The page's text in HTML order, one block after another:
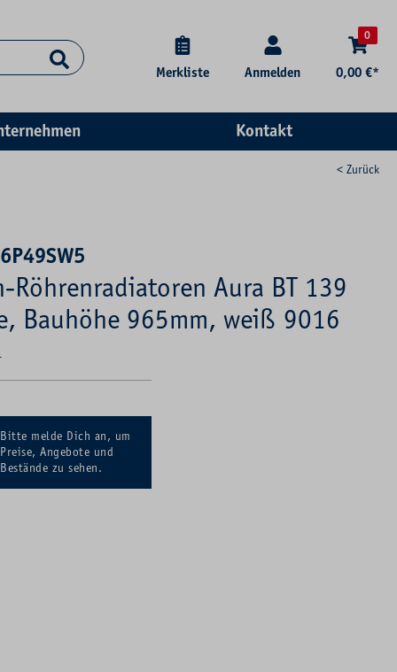
Merkliste Anmelden
0
0,00 €*
Kontakt
< Zurück
Röhrenradiatoren Aura BT 139
Bauhöhe 965mm, weiß 9016
Bitte melde Dich an, um
Preise, Angebote und
Bestände zu sehen.